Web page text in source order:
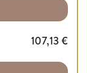
107,13 €